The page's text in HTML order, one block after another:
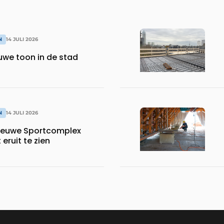
14 JULI 2026
toon in de stad
14 JULI 2026
Sportcomplex
te zien